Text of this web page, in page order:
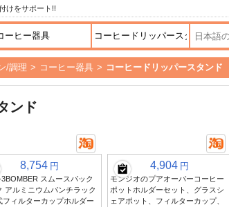
けをサポート!!
/調理 > コーヒー器具 > コーヒードリッパースタンド
ンド
8,754 円
3BOMBER スムースパック
アルミニウムパンチラック
フィルターカップホルダー
4,904 円
モンジオのプアオーバーコーヒー
ポットホルダーセット、グラスシ
ェアポット、フィルターカップ、